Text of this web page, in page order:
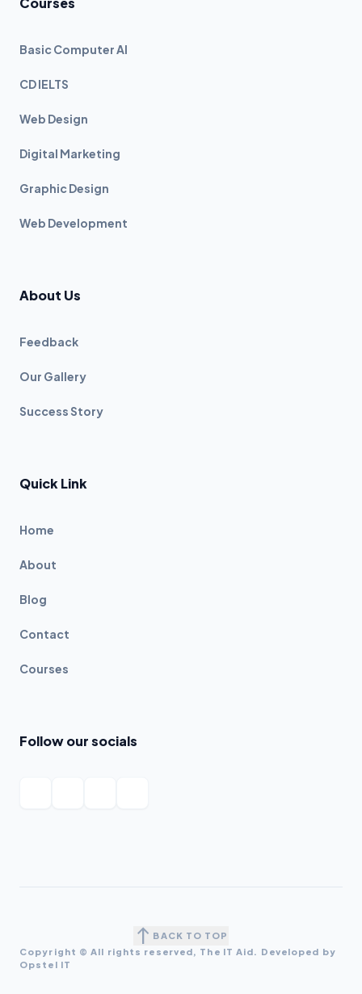
Basic Computer AI
CD IELTS
Web Design
Digital Marketing
Graphic Design
Web Development
About Us
Feedback
Our Gallery
Success Story
Quick Link
Home
About
Blog
Contact
Courses
Follow our socials
north BACK TO TOP
Copyright © All rights reserved, The IT Aid. Developed by
Opstel IT